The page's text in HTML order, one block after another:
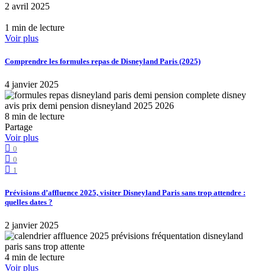
2 avril 2025
1 min de lecture
Voir plus
Comprendre les formules repas de Disneyland Paris (2025)
4 janvier 2025
8 min de lecture
Partage
Voir plus
0
0
1
Prévisions d’affluence 2025, visiter Disneyland Paris sans trop attendre :
quelles dates ?
2 janvier 2025
4 min de lecture
Voir plus